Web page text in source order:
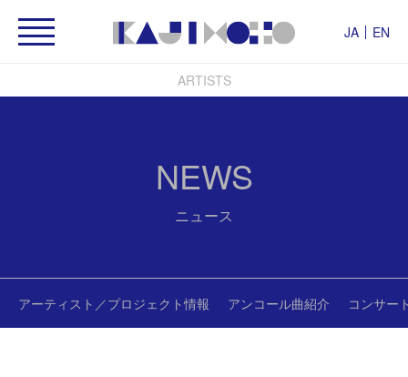
JA EN
ARTISTS
NEWS
ニュース
アーティスト／プロジェクト情報 アンコール曲紹介 コンサー